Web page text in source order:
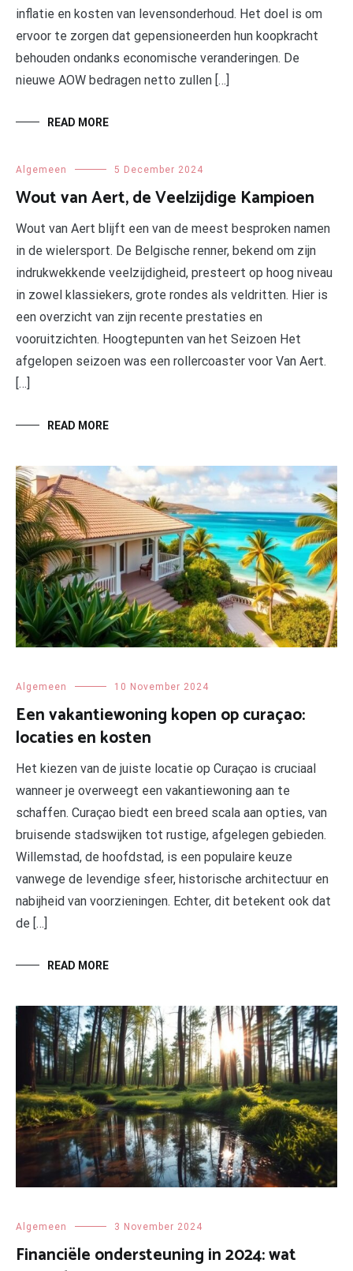
inflatie en kosten van levensonderhoud. Het doel is om
ervoor te zorgen dat gepensioneerden hun koopkracht
behouden ondanks economische veranderingen. De
nieuwe AOW bedragen netto zullen […]
READ MORE
Algemeen 5 December 2024
Wout van Aert, de Veelzijdige Kampioen
Wout van Aert blijft een van de meest besproken namen
in de wielersport. De Belgische renner, bekend om zijn
indrukwekkende veelzijdigheid, presteert op hoog niveau
in zowel klassiekers, grote rondes als veldritten. Hier is
een overzicht van zijn recente prestaties en
vooruitzichten. Hoogtepunten van het Seizoen Het
afgelopen seizoen was een rollercoaster voor Van Aert.
[…]
READ MORE
Algemeen 10 November 2024
Een vakantiewoning kopen op curaçao:
locaties en kosten
Het kiezen van de juiste locatie op Curaçao is cruciaal
wanneer je overweegt een vakantiewoning aan te
schaffen. Curaçao biedt een breed scala aan opties, van
bruisende stadswijken tot rustige, afgelegen gebieden.
Willemstad, de hoofdstad, is een populaire keuze
vanwege de levendige sfeer, historische architectuur en
nabijheid van voorzieningen. Echter, dit betekent ook dat
de […]
READ MORE
Algemeen 3 November 2024
Financiële ondersteuning in 2024: wat